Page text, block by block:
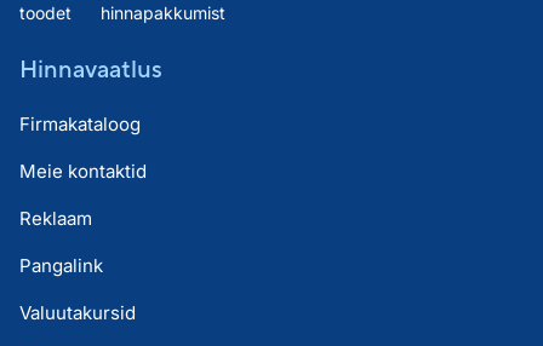
toodet
hinnapakkumist
Hinnavaatlus
Firmakataloog
Meie kontaktid
Reklaam
Pangalink
Valuutakursid